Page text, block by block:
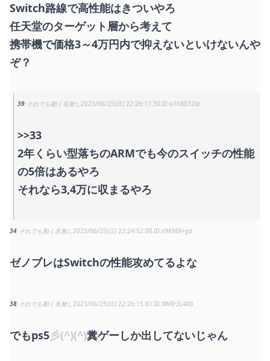
Switch路線で高性能はきついやろ
任天堂のターゲット層から考えて
携帯機で価格3～4万円内で抑えないといけないんや
ぞ？
39 それでも動く名無し2023/06/25(日) 22:26:17.30 o1hXD72Ia
>>33
2年くらい型落ちのARMでも今のスイッチの性能
の5倍はあるやろ
それなら3,4万に収まるやろ
34 それでも動く名無し2023/06/25(日) 22:24:52.00 e9KMIX+gd
ゼノブレはSwitchの性能攻めてるよな
38 それでも動く名無し2023/06/25(日) 22:26:15.81 XWRr3L400
でもps5彡(^)(^)糞ゲーしか出してないじゃん